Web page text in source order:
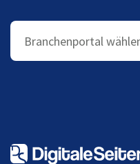
Branchenportal